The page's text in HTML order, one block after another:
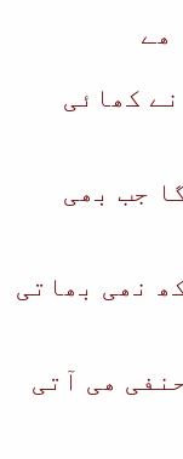
ھے
کھائی
جب بھی
نھی بھاتی
ھی آتی